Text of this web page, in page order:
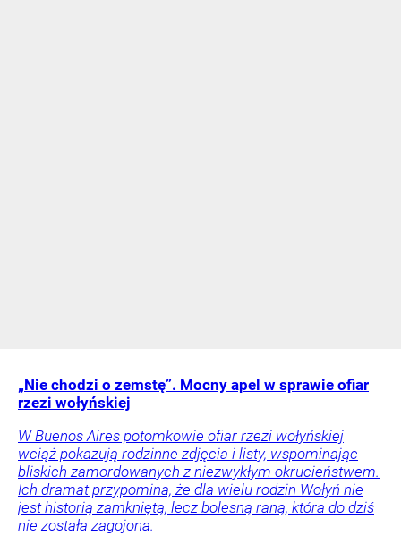
„Nie chodzi o zemstę”. Mocny apel w sprawie ofiar
rzezi wołyńskiej
W Buenos Aires potomkowie ofiar rzezi wołyńskiej
wciąż pokazują rodzinne zdjęcia i listy, wspominając
bliskich zamordowanych z niezwykłym okrucieństwem.
Ich dramat przypomina, że dla wielu rodzin Wołyń nie
jest historią zamkniętą, lecz bolesną raną, która do dziś
nie została zagojona.